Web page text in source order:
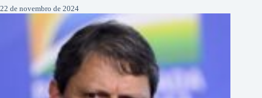
22 de novembro de 2024